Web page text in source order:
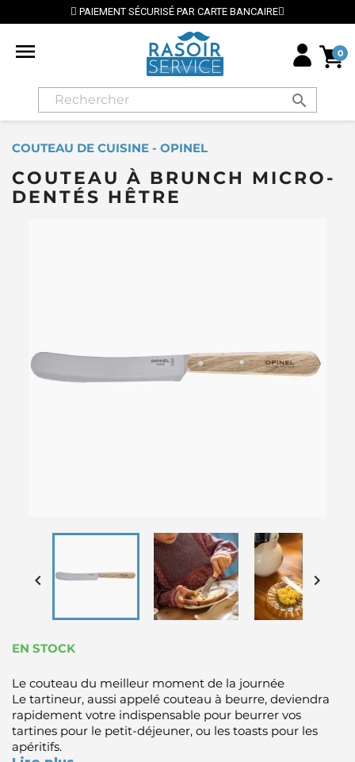
PAIEMENT SÉCURISÉ PAR CARTE BANCAIRE
 0
search
COUTEAU DE CUISINE - OPINEL
COUTEAU À BRUNCH MICRO-
DENTÉS HÊTRE
 
EN STOCK
Le couteau du meilleur moment de la journée
Le tartineur, aussi appelé couteau à beurre, deviendra
rapidement votre indispensable pour beurrer vos
tartines pour le petit-déjeuner, ou les toasts pour les
apéritifs.